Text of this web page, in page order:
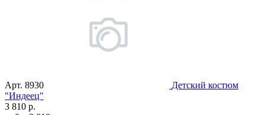
Арт. 8930
Детский костюм
"Индеец"
3 810 р.